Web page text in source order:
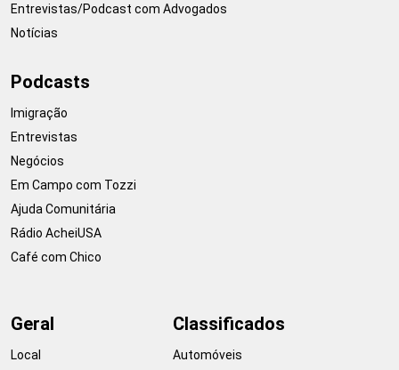
Entrevistas/Podcast com Advogados
Notícias
Podcasts
Imigração
Entrevistas
Negócios
Em Campo com Tozzi
Ajuda Comunitária
Rádio AcheiUSA
Café com Chico
Geral
Local
Classificados
Automóveis